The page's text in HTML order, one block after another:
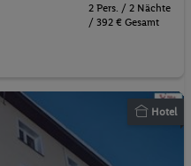
2 Pers. / 2 Nächte
/ 392 € Gesamt
Hotel